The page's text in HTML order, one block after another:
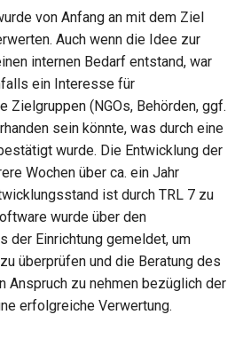
Template GPL 3.0
Template AGPL 3.0
Template EUPL 1.2
von Anfang an mit dem Ziel
Auch wenn die Idee zur
internen Bedarf entstand, war
ein Interesse für
Zielgruppen (NGOs, Behörden, ggf.
sein könnte, was durch eine
wurde. Die Entwicklung der
Wochen über ca. ein Jahr
ist durch TRL 7 zu
wurde über den
der Einrichtung gemeldet, um
überprüfen und die Beratung des
Anspruch zu nehmen bezüglich der
erfolgreiche Verwertung.